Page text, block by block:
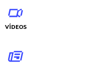
VÍDEOS